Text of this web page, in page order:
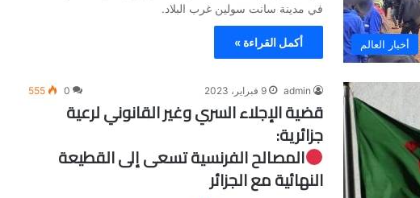
أخبار العالم
في مدينة سانت سولين غرب البلاد.
أكمل القراءة »
admin 9 فبراير، 2023 0
555
قضية الإجلاء السري وغير القانوني لرعية
جزائرية:
المصالح الفرنسية تسعى إلى القطيعة
النهائية مع الجزائر